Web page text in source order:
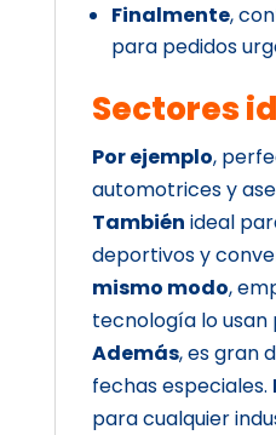
Finalmente,
para pedidos
Sectores
Por ejemplo,
automotrices y
También ideal
deportivos y
mismo modo,
tecnología lo usan
Además, es gran
fechas especiales.
para cualquier